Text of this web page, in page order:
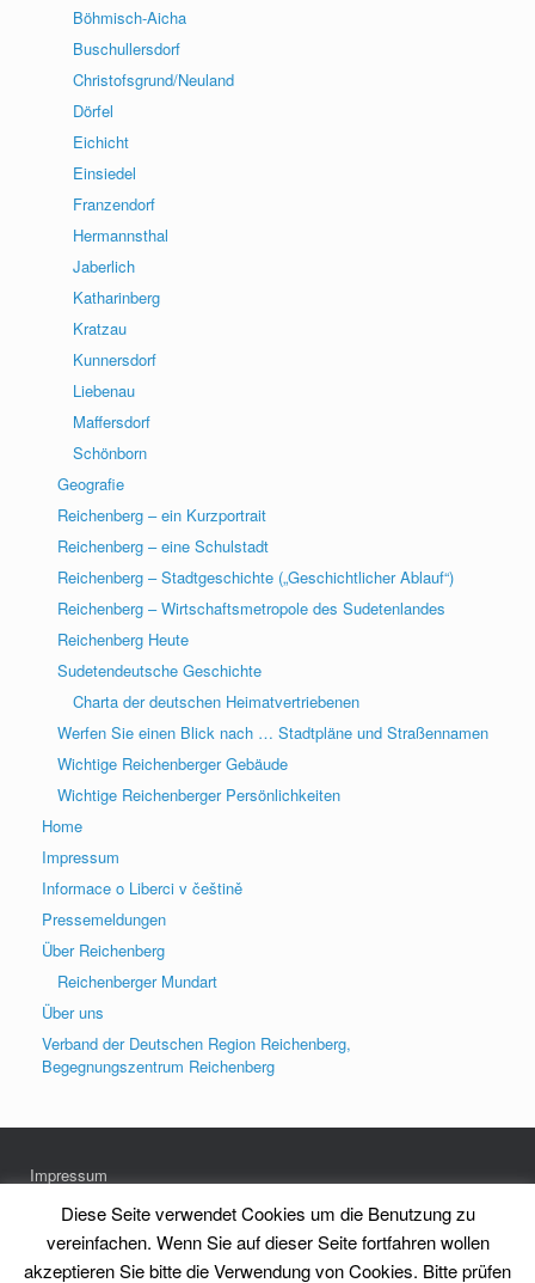
Böhmisch-Aicha
Buschullersdorf
Christofsgrund/Neuland
Dörfel
Eichicht
Einsiedel
Franzendorf
Hermannsthal
Jaberlich
Katharinberg
Kratzau
Kunnersdorf
Liebenau
Maffersdorf
Schönborn
Geografie
Reichenberg – ein Kurzportrait
Reichenberg – eine Schulstadt
Reichenberg – Stadtgeschichte („Geschichtlicher Ablauf“)
Reichenberg – Wirtschaftsmetropole des Sudetenlandes
Reichenberg Heute
Sudetendeutsche Geschichte
Charta der deutschen Heimatvertriebenen
Werfen Sie einen Blick nach … Stadtpläne und Straßennamen
Wichtige Reichenberger Gebäude
Wichtige Reichenberger Persönlichkeiten
Home
Impressum
Informace o Liberci v češtině
Pressemeldungen
Über Reichenberg
Reichenberger Mundart
Über uns
Verband der Deutschen Region Reichenberg,
Begegnungszentrum Reichenberg
Impressum
Datenschutz
Diese Seite verwendet Cookies um die Benutzung zu
vereinfachen. Wenn Sie auf dieser Seite fortfahren wollen
akzeptieren Sie bitte die Verwendung von Cookies. Bitte prüfen